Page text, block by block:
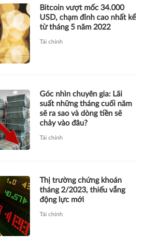
Bitcoin vượt mốc 34.000
USD, chạm đỉnh cao nhất kể
từ tháng 5 năm 2022
Tài chính
Góc nhìn chuyên gia: Lãi
suất những tháng cuối năm
sẽ ra sao và dòng tiền sẽ
chảy vào đâu?
Tài chính
Thị trường chứng khoán
tháng 2/2023, thiếu vắng
động lực mới
Tài chính